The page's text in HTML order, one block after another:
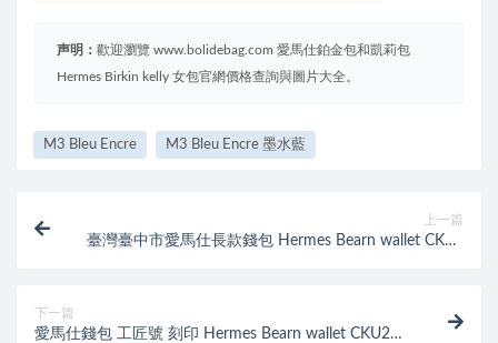
声明： 歡迎瀏覽 www.bolidebag.com 愛馬仕鉑金包和凱莉包
Hermes Birkin kelly 女包官網價格查詢與圖片大全。
M3 Bleu Encre M3 Bleu Encre 墨水藍
上一篇
臺灣臺中市愛馬仕長款錢包 Hermes Bearn wallet CK9R
下一篇
愛馬仕錢包 工匠號 刻印 Hermes Bearn wallet CKU2